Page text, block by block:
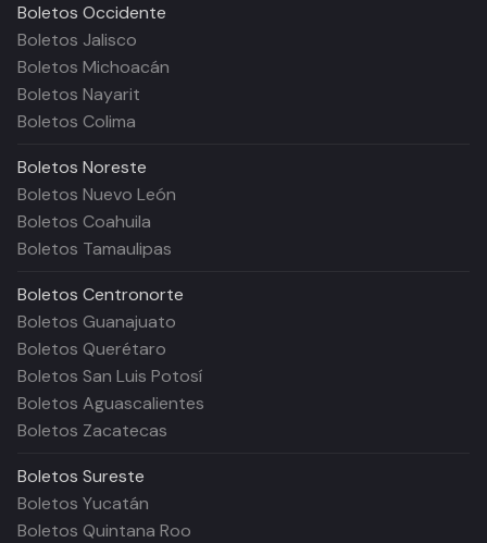
Boletos Occidente
Boletos Jalisco
Boletos Michoacán
Boletos Nayarit
Boletos Colima
Boletos Noreste
Boletos Nuevo León
Boletos Coahuila
Boletos Tamaulipas
Boletos Centronorte
Boletos Guanajuato
Boletos Querétaro
Boletos San Luis Potosí
Boletos Aguascalientes
Boletos Zacatecas
Boletos Sureste
Boletos Yucatán
Boletos Quintana Roo